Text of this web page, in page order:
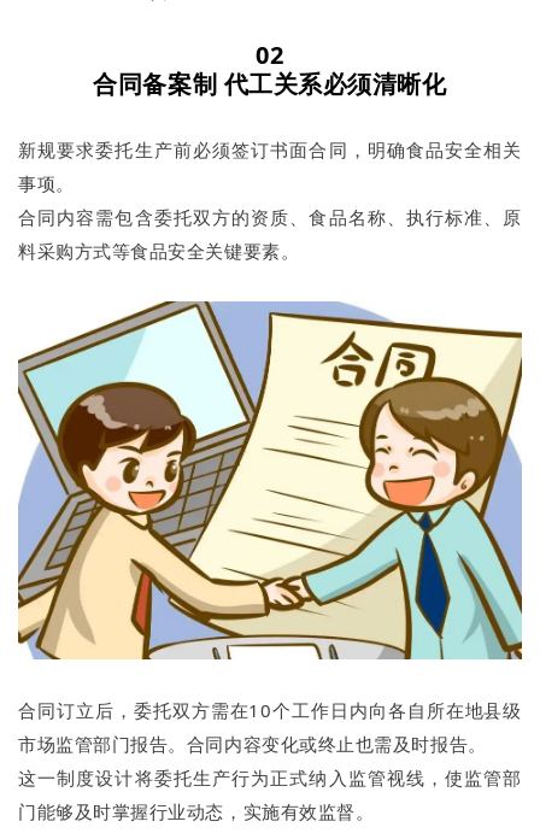
02
合同备案制 代工关系必须清晰化
新规要求委托生产前必须签订书面合同，明确食品安全相关
事项。
合同内容需包含委托双方的资质、食品名称、执行标准、原
料采购方式等食品安全关键要素。
合同订立后，委托双方需在10个工作日内向各自所在地县级
市场监管部门报告。合同内容变化或终止也需及时报告。
这一制度设计将委托生产行为正式纳入监管视线，使监管部
门能够及时掌握行业动态，实施有效监督。